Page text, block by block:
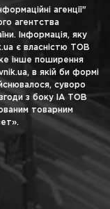
агенції"
агентства
Інформація, яку
є власністю ТОВ
інше поширення
в якій би формі
суворо
з боку ІА ТОВ
товарним